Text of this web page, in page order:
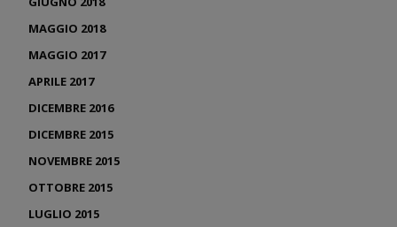
MAGGIO 2018
MAGGIO 2017
APRILE 2017
DICEMBRE 2016
DICEMBRE 2015
NOVEMBRE 2015
OTTOBRE 2015
LUGLIO 2015